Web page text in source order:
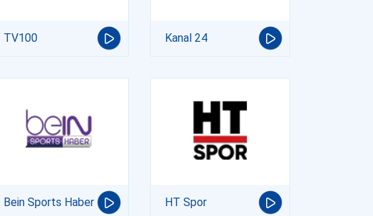
TV100 Kanal 24
Bein Sports Haber HT Spor